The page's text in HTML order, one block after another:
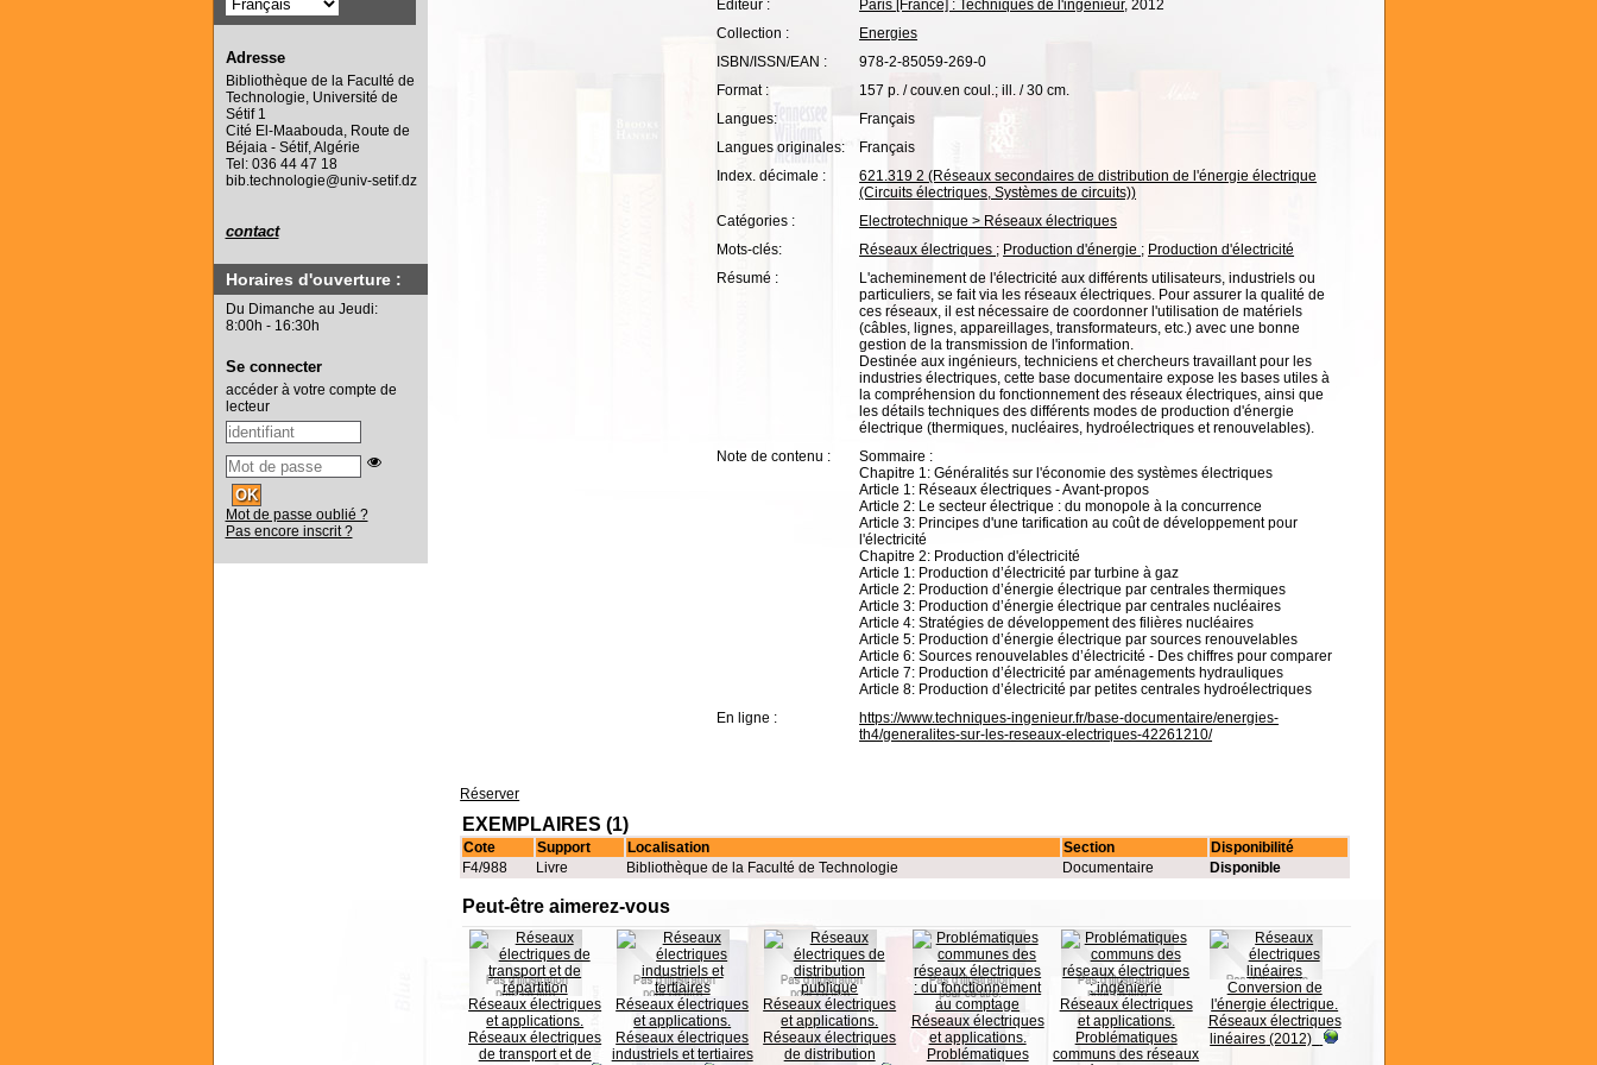
Editeur :
Paris [France] : Techniques de l'ingénieur, 2012
Collection :
Energies
ISBN/ISSN/EAN :
978-2-85059-269-0
Format :
157 p. / couv.en coul.; ill. / 30 cm.
Langues:
Français
Langues originales:
Français
Index. décimale :
621.319 2 (Réseaux secondaires de distribution de l'énergie électrique
(Circuits électriques, Systèmes de circuits))
Catégories :
Electrotechnique > Réseaux électriques
Mots-clés:
Réseaux électriques ; Production d'énergie ; Production d'électricité
Résumé :
L'acheminement de l'électricité aux différents utilisateurs, industriels ou
particuliers, se fait via les réseaux électriques. Pour assurer la qualité de
ces réseaux, il est nécessaire de coordonner l'utilisation de matériels
(câbles, lignes, appareillages, transformateurs, etc.) avec une bonne
gestion de la transmission de l'information.
Destinée aux ingénieurs, techniciens et chercheurs travaillant pour les
industries électriques, cette base documentaire expose les bases utiles à
la compréhension du fonctionnement des réseaux électriques, ainsi que
les détails techniques des différents modes de production d'énergie
électrique (thermiques, nucléaires, hydroélectriques et renouvelables).
Note de contenu :
Sommaire :
Chapitre 1: Généralités sur l'économie des systèmes électriques
Article 1: Réseaux électriques - Avant-propos
Article 2: Le secteur électrique : du monopole à la concurrence
Article 3: Principes d'une tarification au coût de développement pour
l'électricité
Chapitre 2: Production d'électricité
Article 1: Production d’électricité par turbine à gaz
Article 2: Production d’énergie électrique par centrales thermiques
Article 3: Production d’énergie électrique par centrales nucléaires
Article 4: Stratégies de développement des filières nucléaires
Article 5: Production d’énergie électrique par sources renouvelables
Article 6: Sources renouvelables d’électricité - Des chiffres pour comparer
Article 7: Production d’électricité par aménagements hydrauliques
Article 8: Production d’électricité par petites centrales hydroélectriques
En ligne :
https://www.techniques-ingenieur.fr/base-documentaire/energies-
th4/generalites-sur-les-reseaux-electriques-42261210/
Réserver
EXEMPLAIRES (1)
Cote Support Localisation Section
Disponibilité
F4/988
Livre Bibliothèque de la Faculté de Technologie Documentaire Disponible
Peut-être aimerez-vous
Réseaux électriques
et applications.
Réseaux électriques
de transport et de
Réseaux électriques
et applications.
Réseaux électriques
industriels et tertiaires
Réseaux électriques
et applications.
Réseaux électriques
de distribution
Réseaux électriques
et applications.
Problématiques
Réseaux électriques
et applications.
Problématiques
communs des réseaux
Conversion de
l'énergie électrique.
Réseaux électriques
linéaires (2012)
Adresse
Bibliothèque de la Faculté de
Technologie, Université de
Sétif 1
Cité El-Maabouda, Route de
Béjaia - Sétif, Algérie
Tel: 036 44 47 18
bib.technologie@univ-setif.dz
contact
Horaires d'ouverture :
Du Dimanche au Jeudi:
8:00h - 16:30h
Se connecter
accéder à votre compte de
lecteur
Mot de passe oublié ?
Pas encore inscrit ?